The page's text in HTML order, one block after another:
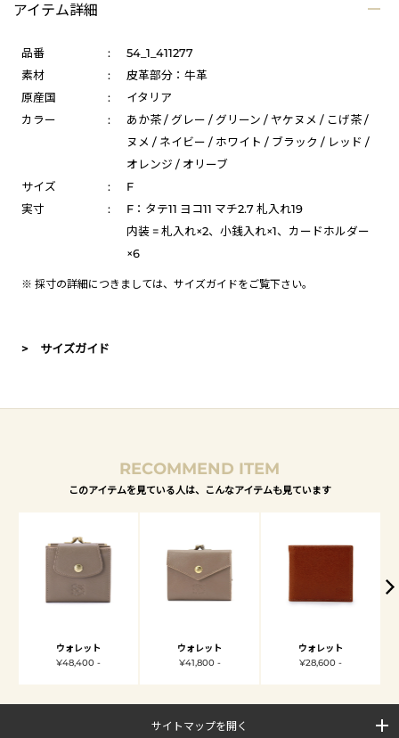
アイテム詳細
品番 :
54_1_411277
素材
:
皮革部分：牛革
原産国
:
イタリア
カラー
:
あか茶 / グレー / グリーン / ヤケヌメ / こげ茶 /
ヌメ / ネイビー / ホワイト / ブラック / レッド /
オレンジ / オリーブ
サイズ
:
F
実寸
:
F：タテ11 ヨコ11 マチ2.7 札入れ19
内装 = 札入れ×2、小銭入れ×1、カードホルダー
×6
※ 採寸の詳細につきましては、 サイズガイドをご覧下さい。
> サイズガイド
RECOMMEND ITEM
このアイテムを見ている人は、こんなアイテムも見ています
ウォレット
¥48,400 -
ウォレット
¥41,800 -
ウォレット
¥28,600 -
サイトマップを開く